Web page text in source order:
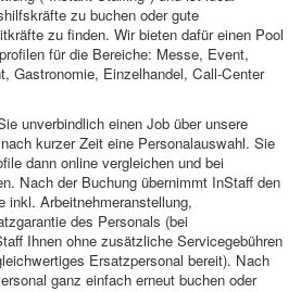
zu buchen oder gute
zu finden. Wir bieten dafür einen Pool
für die Bereiche: Messe, Event,
Gastronomie, Einzelhandel, Call-Center
unverbindlich einen Job über unsere
kurzer Zeit eine Personalauswahl. Sie
dann online vergleichen und bei
Nach der Buchung übernimmt InStaff den
inkl. Arbeitnehmeranstellung,
des Personals (bei
Ihnen ohne zusätzliche Servicegebühren
Ersatzpersonal bereit). Nach
ganz einfach erneut buchen oder